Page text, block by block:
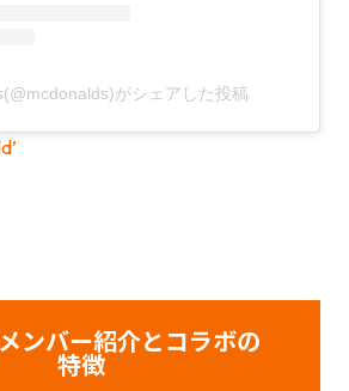
がシェアした投稿
ンバー紹介とコラボの
特徴